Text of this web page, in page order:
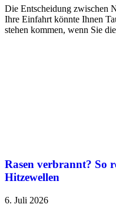
Die Entscheidung zwischen
Ihre Einfahrt könnte Ihnen
stehen kommen, wenn Sie
Rasen verbrannt? So
Hitzewellen
6. Juli 2026